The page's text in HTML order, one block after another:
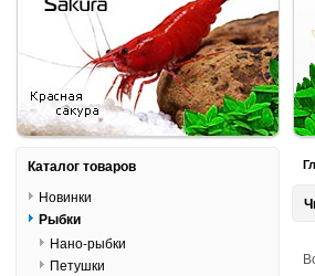
Каталог товаров
Новинки
Рыбки
Нано-рыбки
Петушки